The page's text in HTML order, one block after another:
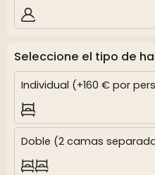
Seleccione el tipo de
Individual (+160 € por
Doble (2 camas